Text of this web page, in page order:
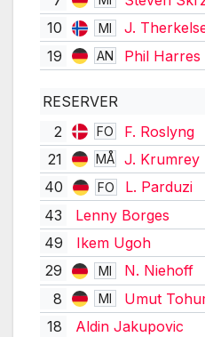
10 MI J.
19 AN Phil Harres
RESERVER
2
FO F. Roslyng
21 MÅ
J. Krumrey
40
FO
L. Parduzi
43
Lenny Borges
49
Ikem Ugoh
29
MI N. Niehoff
8 MI Umut
18
Aldin Jakupovic